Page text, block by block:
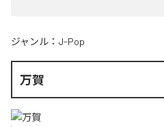
ジャンル： J-Pop
万賀